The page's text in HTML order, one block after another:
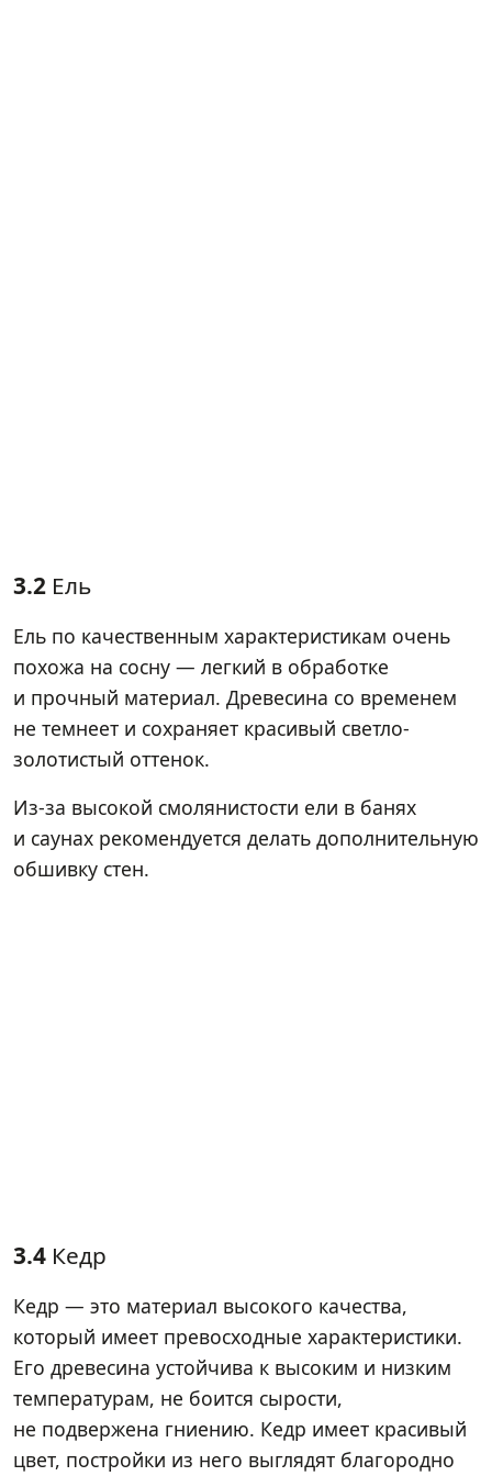
3.2 Ель
Ель по качественным характеристикам очень
похожа на сосну — легкий в обработке
и прочный материал. Древесина со временем
не темнеет и сохраняет красивый светло-
золотистый оттенок.
Из-за высокой смолянистости ели в банях
и саунах рекомендуется делать дополнительную
обшивку стен.
3.4 Кедр
Кедр — это материал высокого качества,
который имеет превосходные характеристики.
Его древесина устойчива к высоким и низким
температурам, не боится сырости,
не подвержена гниению. Кедр имеет красивый
цвет, постройки из него выглядят благородно